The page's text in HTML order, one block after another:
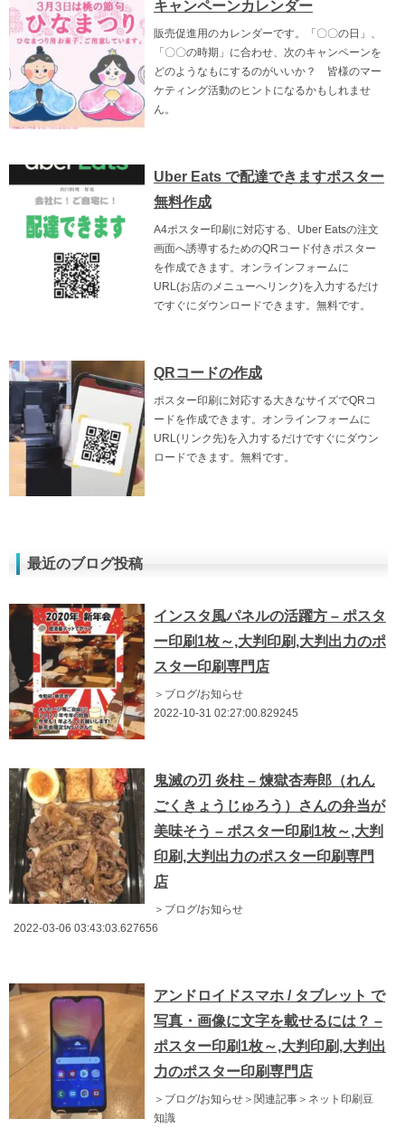
キャンペーンカレンダー
販売促進用のカレンダーです。「〇〇の日」、
「〇〇の時期」に合わせ、次のキャンペーンを
どのようなもにするのがいいか？ 皆様のマー
ケティング活動のヒントになるかもしれませ
ん。
Uber Eats で配達できますポスター
無料作成
A4ポスター印刷に対応する、Uber Eatsの注文
画面へ誘導するためのQRコード付きポスター
を作成できます。オンラインフォームに
URL(お店のメニューへリンク)を入力するだけ
ですぐにダウンロードできます。無料です。
QRコードの作成
ポスター印刷に対応する大きなサイズでQRコ
ードを作成できます。オンラインフォームに
URL(リンク先)を入力するだけですぐにダウン
ロードできます。無料です。
最近のブログ投稿
インスタ風パネルの活躍方 – ポスタ
ー印刷1枚～,大判印刷,大判出力のポ
スター印刷専門店
＞ブログ/お知らせ
2022-10-31 02:27:00.829245
鬼滅の刃 炎柱 – 煉獄杏寿郎（れん
ごくきょうじゅろう）さんの弁当が
美味そう – ポスター印刷1枚～,大判
印刷,大判出力のポスター印刷専門
店
＞ブログ/お知らせ
2022-03-06 03:43:03.627656
アンドロイドスマホ / タブレット で
写真・画像に文字を載せるには？ –
ポスター印刷1枚～,大判印刷,大判出
力のポスター印刷専門店
＞ブログ/お知らせ＞関連記事＞ネット印刷豆
知識